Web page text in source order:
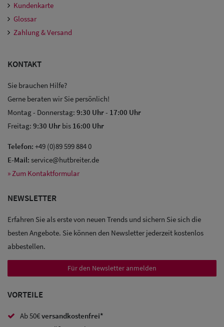
Kundenkarte
Glossar
Zahlung & Versand
KONTAKT
Sie brauchen Hilfe?
Gerne beraten wir Sie persönlich!
Montag - Donnerstag: 9:30 Uhr- 17:00 Uhr
Freitag: 9:30 Uhr bis 16:00 Uhr
Telefon: +49 (0)89 599 884 0
E-Mail: service@hutbreiter.de
» Zum Kontaktformular
NEWSLETTER
Erfahren Sie als erste von neuen Trends und sichern Sie sich die
besten Angebote. Sie können den Newsletter jederzeit kostenlos
abbestellen.
Für den Newsletter anmelden
VORTEILE
Ab 50€versandkostenfrei*